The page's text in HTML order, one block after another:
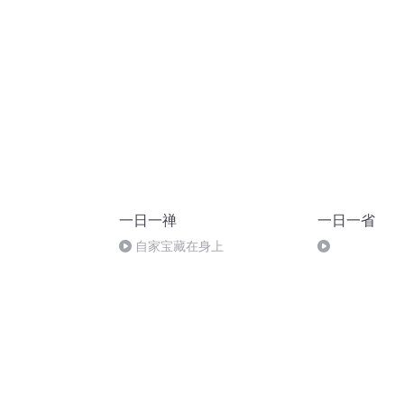
一日一禅
自家宝藏在身上
一日一省